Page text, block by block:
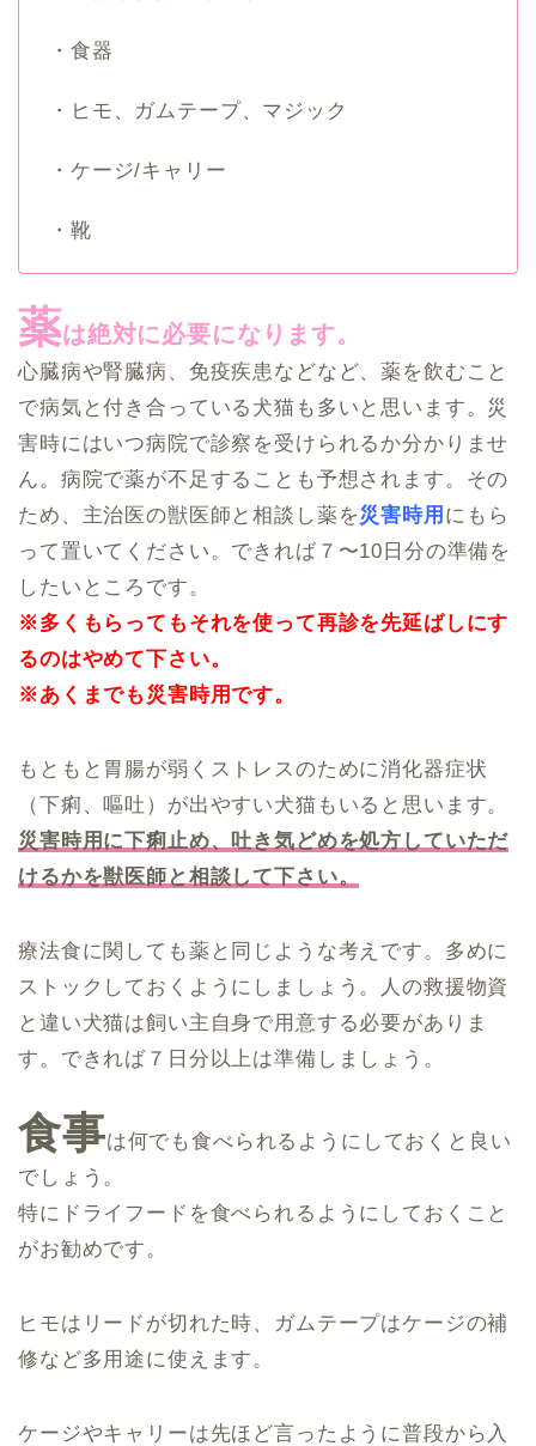
・食器
・ヒモ、ガムテープ、マジック
・ケージ/キャリー
・靴
薬は絶対に必要になります。
心臓病や腎臓病、免疫疾患などなど、薬を飲むこと
で病気と付き合っている犬猫も多いと思います。災
害時にはいつ病院で診察を受けられるか分かりませ
ん。病院で薬が不足することも予想されます。その
ため、主治医の獣医師と相談し薬を災害時用 にもら
って置いてください。できれば７〜10日分の準備を
したいところです。
※多くもらってもそれを使って再診を先延ばしにす
るのはやめて下さい。
※あくまでも災害時用です。
もともと胃腸が弱くストレスのために消化器症状
（下痢、嘔吐）が出やすい犬猫もいると思います。
災害時用に下痢止め、吐き気どめを処方していただ
けるかを獣医師と相談して下さい。
療法食に関しても薬と同じような考えです。多めに
ストックしておくようにしましょう。人の救援物資
と違い犬猫は飼い主自身で用意する必要がありま
す。できれば７日分以上は準備しましょう。
食事は何でも食べられるようにしておくと良い
でしょう。
特にドライフードを食べられるようにしておくこと
がお勧めです。
ヒモはリードが切れた時、ガムテープはケージの補
修など多用途に使えます。
ケージやキャリーは先ほど言ったように普段から入